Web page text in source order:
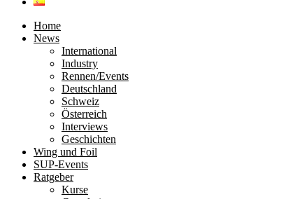
Home
News
International
Industry
Rennen/Events
Deutschland
Schweiz
Österreich
Interviews
Geschichten
Wing und Foil
SUP-Events
Ratgeber
Kurse